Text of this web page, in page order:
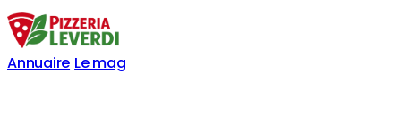
Annuaire Le mag